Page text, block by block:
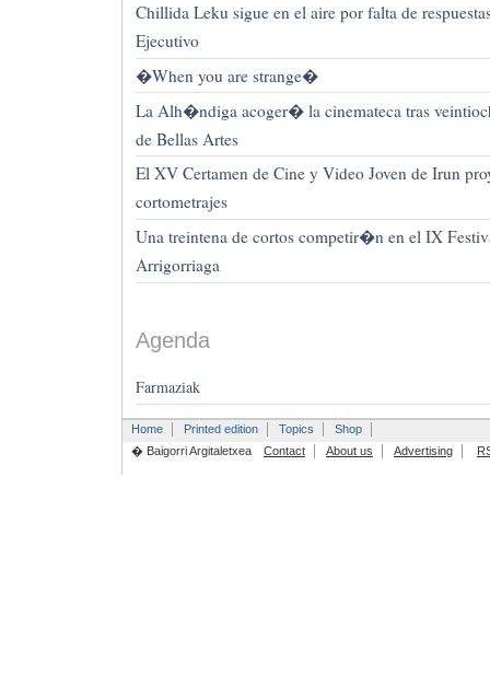
Chillida Leku sigue en el aire por falta de
Ejecutivo
�When you are strange�
La Alh�ndiga acoger� la cinemateca tras
de Bellas Artes
El XV Certamen de Cine y Video Joven de Irun
cortometrajes
Una treintena de cortos competir�n en el IX
Arrigorriaga
Agenda
Farmaziak
Home Printed edition Topics
Shop
� Baigorri Argitaletxea
Contact About us Advertising